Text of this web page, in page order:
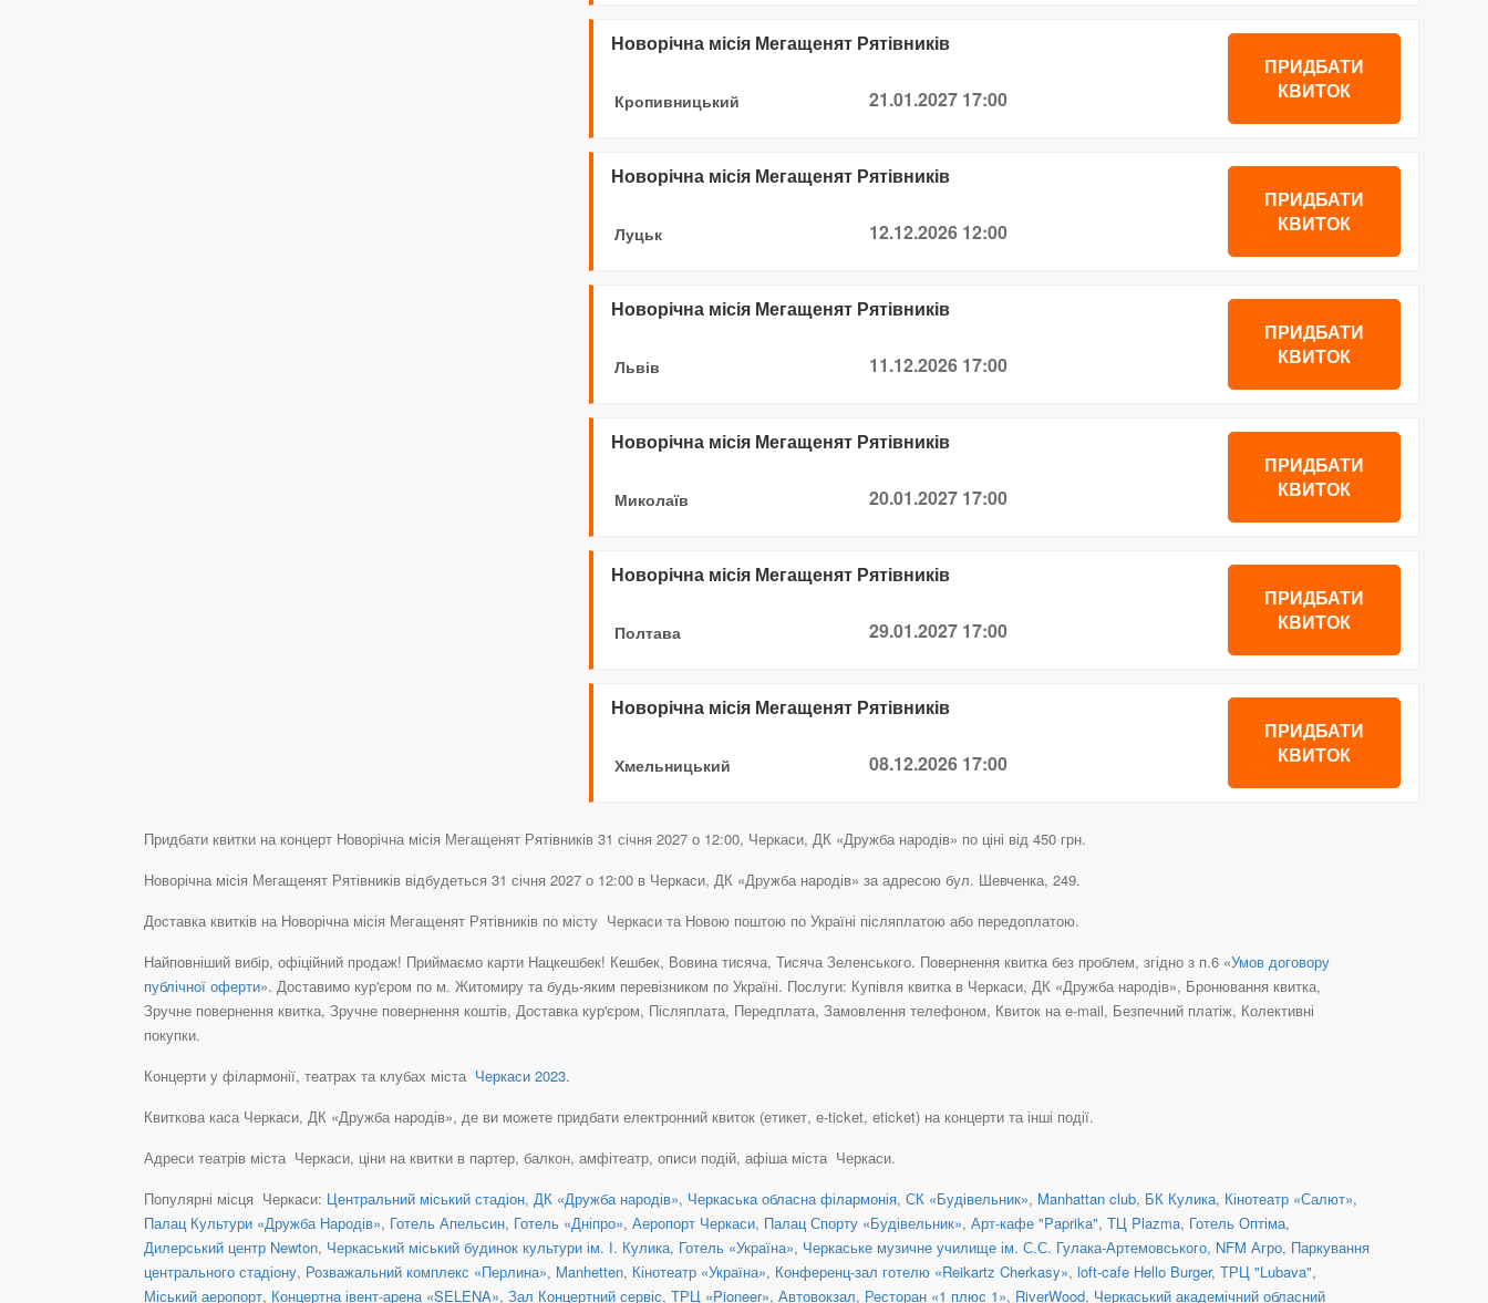
Новорічна місія Мегащенят Рятівників
Кропивницький 21.01.2027 17:00
ПРИДБАТИ
КВИТОК
Новорічна місія Мегащенят Рятівників
Луцьк 12.12.2026 12:00
ПРИДБАТИ
КВИТОК
Новорічна місія Мегащенят Рятівників
Львів 11.12.2026 17:00
ПРИДБАТИ
КВИТОК
Новорічна місія Мегащенят Рятівників
Миколаїв 20.01.2027 17:00
ПРИДБАТИ
КВИТОК
Новорічна місія Мегащенят Рятівників
Полтава 29.01.2027 17:00
ПРИДБАТИ
КВИТОК
Новорічна місія Мегащенят Рятівників
Хмельницький 08.12.2026 17:00
ПРИДБАТИ
КВИТОК
Придбати квитки на концерт Новорічна місія Мегащенят Рятівників 31 січня 2027 о 12:00, Черкаси, ДК «Дружба народів» по ціні від 450 грн.
Новорічна місія Мегащенят Рятівників відбудеться 31 січня 2027 о 12:00 в Черкаси, ДК «Дружба народів» за адресою бул. Шевченка, 249.
Доставка квитків на Новорічна місія Мегащенят Рятівників по місту Черкаси та Новою поштою по Україні післяплатою або передоплатою.
Найповніший вибір, офіційний продаж! Приймаємо карти Нацкешбек! Кешбек, Вовина тисяча, Тисяча Зеленського. Повернення квитка без проблем, згідно з п.6 «Умов договору
публічної оферти». Доставимо кур'єром по м. Житомиру та будь-яким перевізником по Україні. Послуги: Купівля квитка в Черкаси, ДК «Дружба народів», Бронювання квитка,
Зручне повернення квитка, Зручне повернення коштів, Доставка кур'єром, Післяплата, Передплата, Замовлення телефоном, Квиток на e-mail, Безпечний платіж, Колективні
покупки.
Концерти у філармонії, театрах та клубах міста Черкаси 2023.
Квиткова каса Черкаси, ДК «Дружба народів», де ви можете придбати електронний квиток (етикет, e-ticket, eticket) на концерти та інші події.
Адреси театрів міста Черкаси, ціни на квитки в партер, балкон, амфітеатр, описи подій, афіша міста Черкаси.
Популярні місця Черкаси: Центральний міський стадіон, ДК «Дружба народів», Черкаська обласна філармонія, СК «Будівельник», Manhattan club, БК Кулика, Кінотеатр «Салют»,
Палац Культури «Дружба Народів», Готель Апельсин, Готель «Дніпро», Аеропорт Черкаси, Палац Спорту «Будівельник», Арт-кафе "Paprika", ТЦ Plazma, Готель Оптіма,
Дилерський центр Newton, Черкаський міський будинок культури ім. І. Кулика, Готель «Україна», Черкаське музичне училище ім. С.С. Гулака-Артемовського, NFM Агро, Паркування
центрального стадіону, Розважальний комплекс «Перлина», Manhetten, Кінотеатр «Україна», Конференц-зал готелю «Reikartz Cherkasy», loft-cafe Hello Burger, ТРЦ "Lubava",
Міський аеропорт, Концертна івент-арена «SELENA», Зал Концертний сервіс, ТРЦ «Pioneer», Автовокзал, Ресторан «1 плюс 1», RiverWood, Черкаський академічний обласний